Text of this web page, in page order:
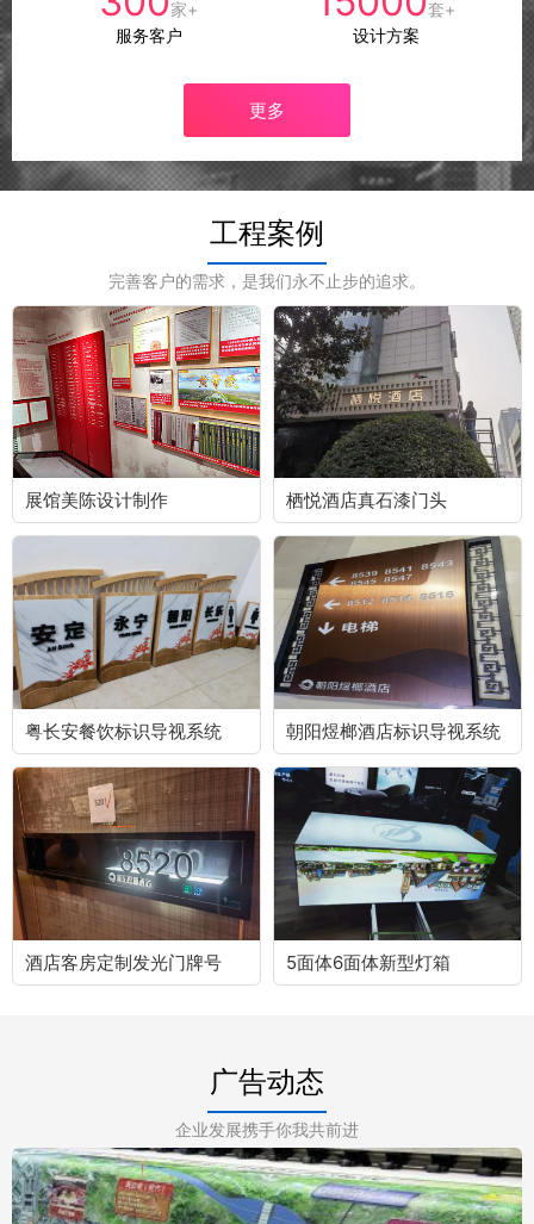
家+
服务客户
套+
设计方案
更多
工程案例
完善客户的需求，是我们永不止步的追求。
展馆美陈设计制作 栖悦酒店真石漆门头
粤长安餐饮标识导视系统 朝阳煜榔酒店标识导视系统
酒店客房定制发光门牌号 5面体6面体新型灯箱
广告动态
企业发展携手你我共前进